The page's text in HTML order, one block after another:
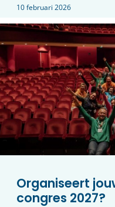
10 februari 2026
Organiseert
congres 2027?